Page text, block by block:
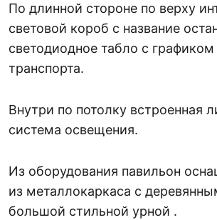
По длинной стороне по верху
световой короб с название
светодиодное табло с
транспорта.
Внутри по потолку встроенная
система освещения.
Из оборудования павильон
из металлокаркаса с
большой стильной урной .